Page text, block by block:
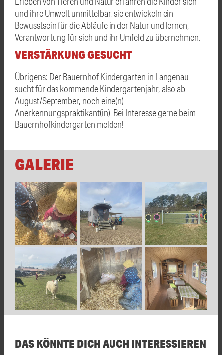
und ihre Umwelt unmittelbar, sie entwickeln ein
Bewusstsein für die Abläufe in der Natur und lernen,
Verantwortung für sich und ihr Umfeld zu übernehmen.
VERSTÄRKUNG GESUCHT
Übrigens: Der Bauernhof Kindergarten in Langenau
sucht für das kommende Kindergartenjahr, also ab
August/September, noch eine(n)
Anerkennungspraktikant(in). Bei Interesse gerne beim
Bauernhofkindergarten melden!
GALERIE
DAS KÖNNTE DICH AUCH INTERESSIEREN